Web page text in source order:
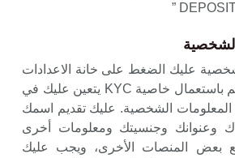
عليك الضغط على خانة الاعدادات
كما هو مبين اسفله ثم باستعمال خاصية KYC يتعين عليك في
المعلومات الشخصية. عليك تقديم اسمك
وعنوانك وجنسيتك ومعلومات أخرى
مع بعض المنصات الأخرى، ويجب عليك